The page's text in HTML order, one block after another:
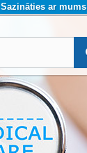
Sazināties ar mums